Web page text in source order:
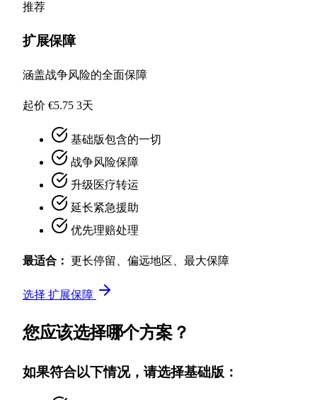
推荐
扩展保障
涵盖战争风险的全面保障
起价 €5.75 3天
基础版包含的一切
战争风险保障
升级医疗转运
延长紧急援助
优先理赔处理
最适合： 更长停留、偏远地区、最大保障
选择 扩展保障
您应该选择哪个方案？
如果符合以下情况，请选择基础版：